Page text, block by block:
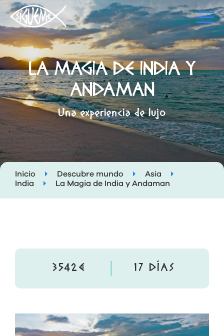
LA MAGIA DE INDIA Y
ANDAMAN
Una experiencia de lujo
Inicio Descubre mundo
Asia
India
La Magia de India y Andaman
3542€ 17 DÍAS